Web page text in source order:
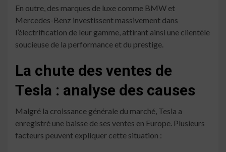
En outre, des marques de luxe comme BMW et
Mercedes-Benz investissent massivement dans
l’électrification de leur gamme, attirant ainsi une clientèle
soucieuse de la performance et du prestige.
La chute des ventes de
Tesla : analyse des causes
Malgré la croissance générale du marché, Tesla a
enregistré une baisse de ses ventes en Europe. Plusieurs
facteurs peuvent expliquer cette situation :